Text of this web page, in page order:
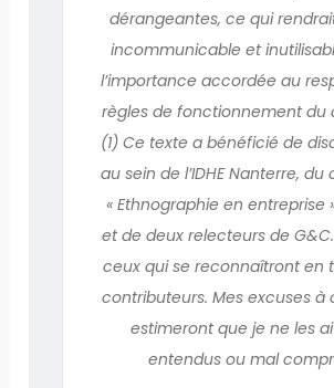
dérangeantes, ce qui
incommunicable et
l’importance accordée au
règles de fonctionnement du
(1) Ce texte a bénéficié de
au sein de l’IDHE Nanterre, du
« Ethnographie en entreprise »
et de deux relecteurs de
ceux qui se reconnaîtront en
contributeurs. Mes excuses à
estimeront que je ne les
entendus ou mal